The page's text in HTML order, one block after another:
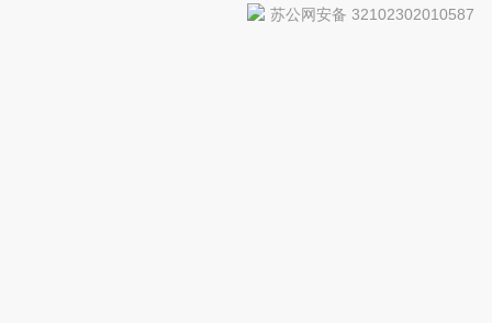
苏公网安备 32102302010587